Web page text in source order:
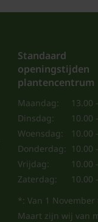
Standaard
openingstijden
plantencentrum
Maandag:
13.00
Dinsdag:
10.00
Woensdag:
10.00
Donderdag: 10.00
Vrijdag:
10.00
Zaterdag:
10.00
*: Van 1 November
Maart zijn wij van